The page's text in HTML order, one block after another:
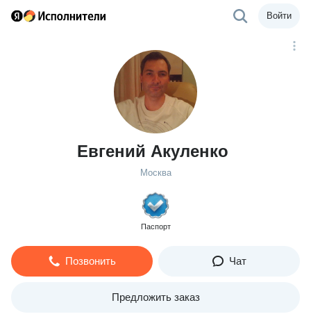
Войти
Евгений Акуленко
Москва
Паспорт
Позвонить Чат
Предложить заказ